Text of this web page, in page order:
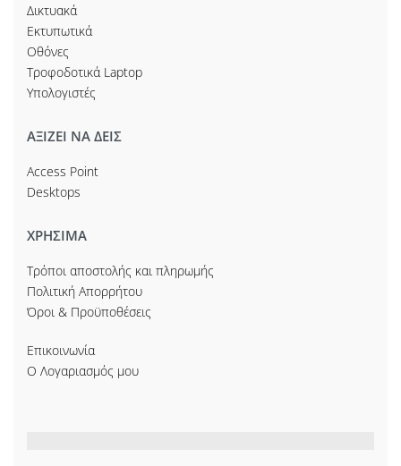
Δικτυακά
Εκτυπωτικά
Οθόνες
Τροφοδοτικά Laptop
Υπολογιστές
ΑΞΙΖΕΙ ΝΑ ΔΕΙΣ
Access Point
Desktops
ΧΡΗΣΙΜΑ
Τρόποι αποστολής και πληρωμής
Πολιτική Απορρήτου
Όροι & Προϋποθέσεις
Επικοινωνία
Ο Λογαριασμός μου